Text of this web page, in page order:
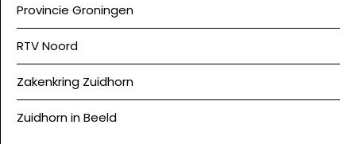
Provincie Groningen
RTV Noord
Zakenkring Zuidhorn
Zuidhorn in Beeld